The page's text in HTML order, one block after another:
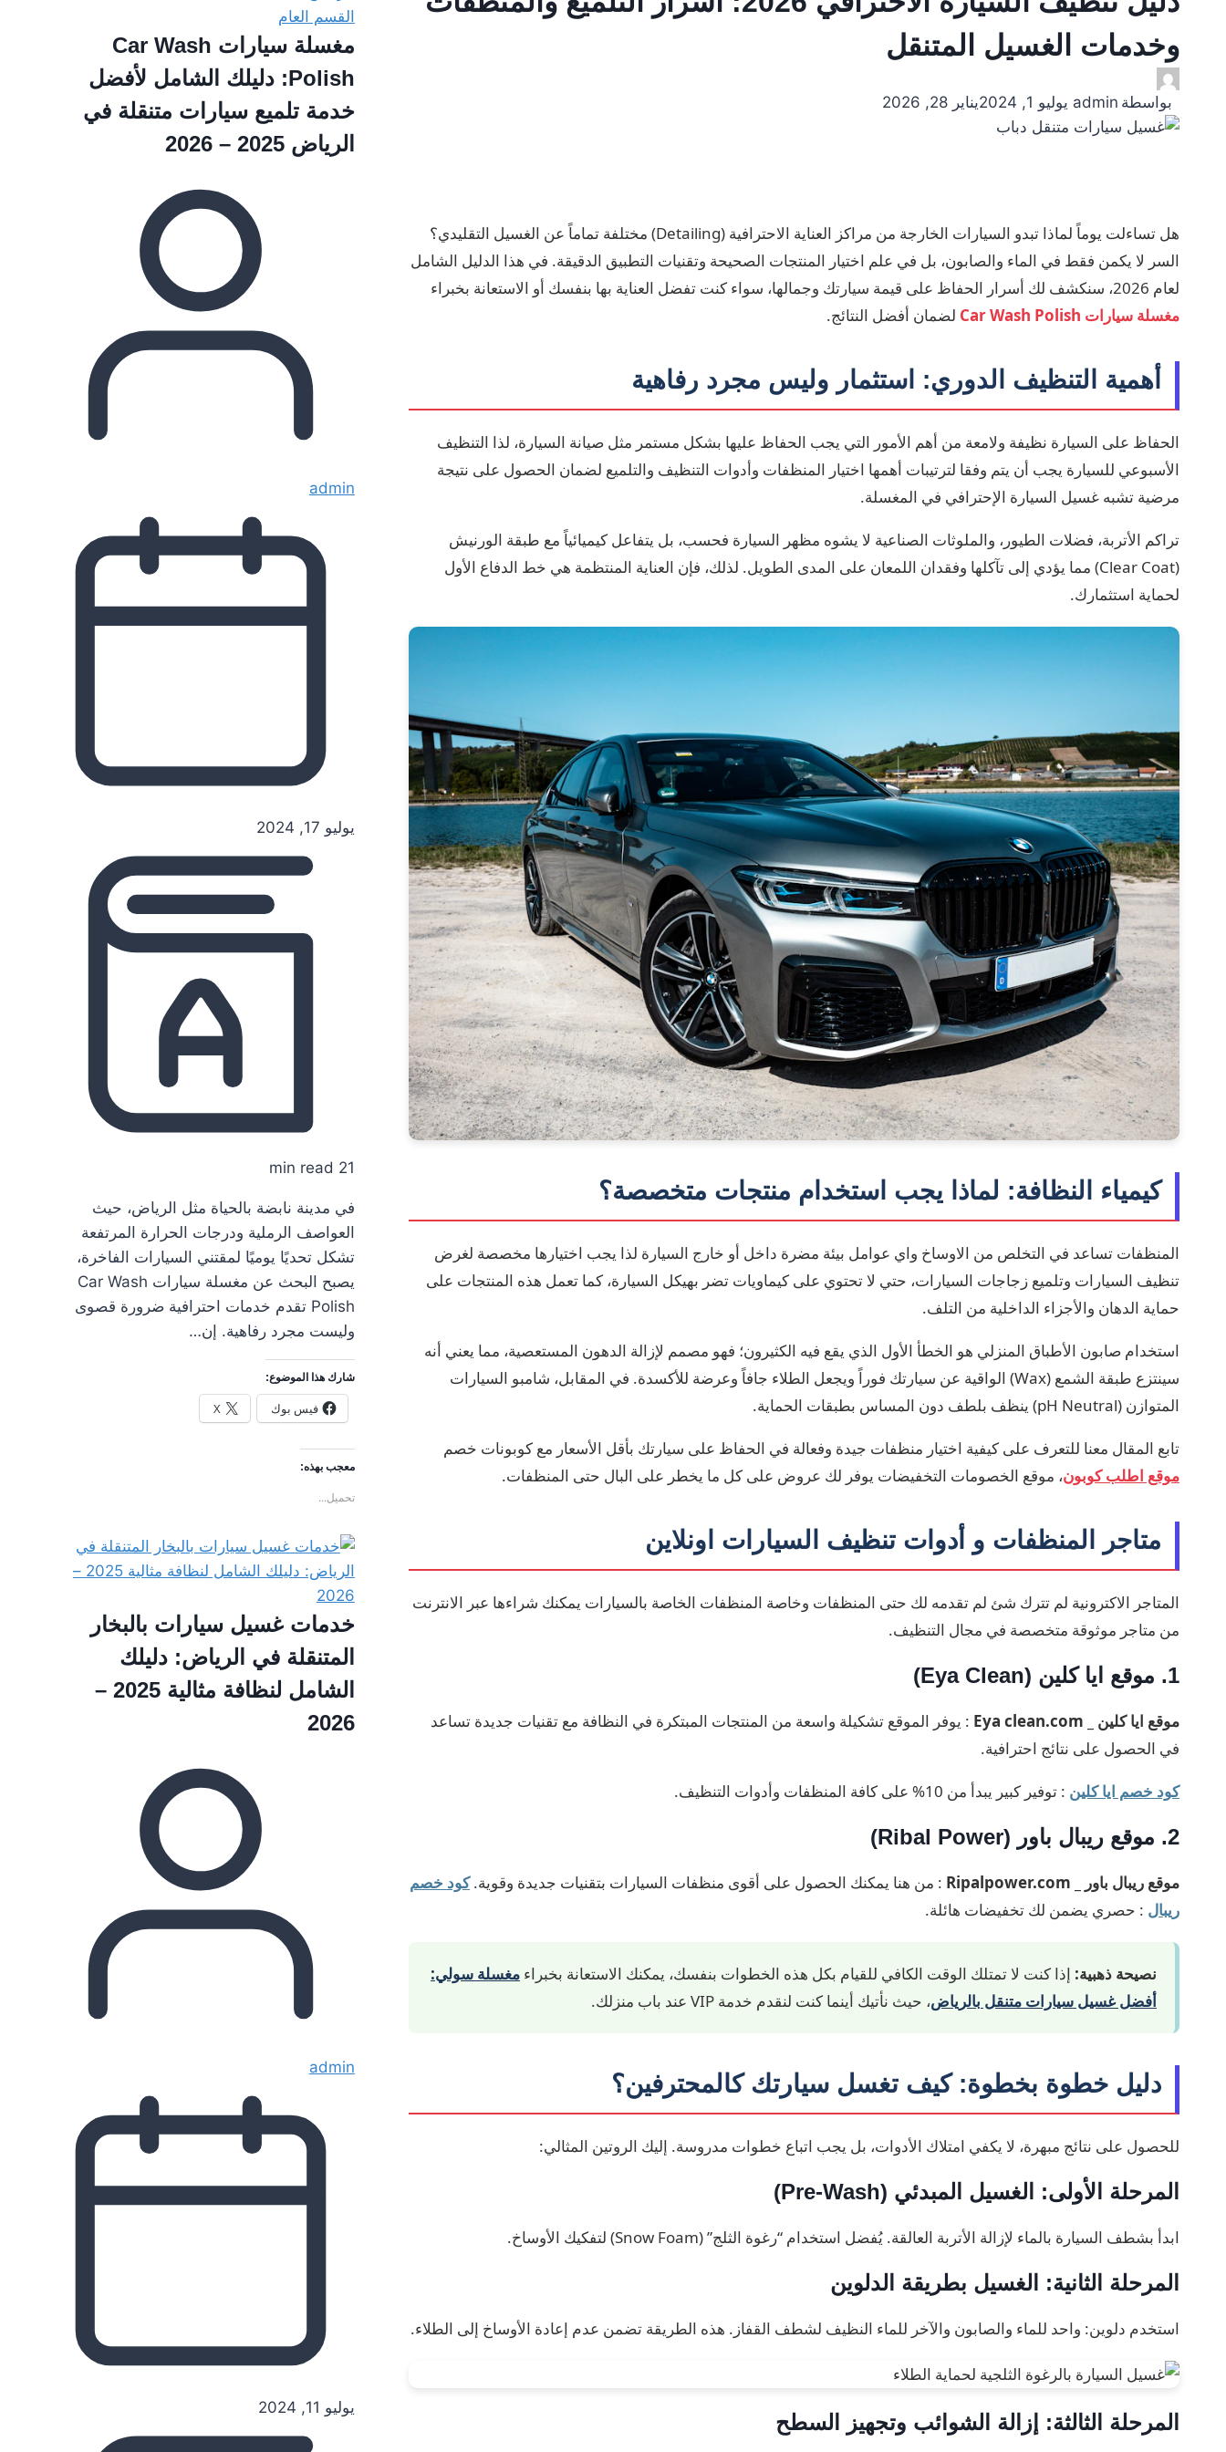
وخدمات الغسيل المتنقل
بواسطة admin يوليو 1, 2024 يناير 28, 2026
هل تساءلت يوماً لماذا تبدو السيارات الخارجة من مراكز العناية الاحترافية (Detailing) مختلفة تماماً عن الغسيل التقليدي؟
السر لا يكمن فقط في الماء والصابون، بل في علم اختيار المنتجات الصحيحة وتقنيات التطبيق الدقيقة. في هذا الدليل الشامل
لعام 2026، سنكشف لك أسرار الحفاظ على قيمة سيارتك وجمالها، سواء كنت تفضل العناية بها بنفسك أو الاستعانة بخبراء
مغسلة سيارات Car Wash Polish
لضمان أفضل النتائج.
أهمية التنظيف الدوري: استثمار وليس مجرد رفاهية
الحفاظ على السيارة نظيفة ولامعة من أهم الأمور التي يجب الحفاظ عليها بشكل مستمر مثل صيانة السيارة، لذا التنظيف
الأسبوعي للسيارة يجب أن يتم وفقا لترتيبات أهمها اختيار المنظفات وأدوات التنظيف والتلميع لضمان الحصول على نتيجة
مرضية تشبه غسيل السيارة الإحترافي في المغسلة.
تراكم الأتربة، فضلات الطيور، والملوثات الصناعية لا يشوه مظهر السيارة فحسب، بل يتفاعل كيميائياً مع طبقة الورنيش
(Clear Coat) مما يؤدي إلى تآكلها وفقدان اللمعان على المدى الطويل. لذلك، فإن العناية المنتظمة هي خط الدفاع الأول
لحماية استثمارك.
كيمياء النظافة: لماذا يجب استخدام منتجات متخصصة؟
المنظفات تساعد في التخلص من الاوساخ واي عوامل بيئة مضرة داخل أو خارج السيارة لذا يجب اختيارها مخصصة لغرض
تنظيف السيارات وتلميع زجاجات السيارات، حتي لا تحتوي على كيماويات تضر بهيكل السيارة، كما تعمل هذه المنتجات على
حماية الدهان والأجزاء الداخلية من التلف.
استخدام صابون الأطباق المنزلي هو الخطأ الأول الذي يقع فيه الكثيرون؛ فهو مصمم لإزالة الدهون المستعصية، مما يعني أنه
سينتزع طبقة الشمع (Wax) الواقية عن سيارتك فوراً ويجعل الطلاء جافاً وعرضة للأكسدة. في المقابل، شامبو السيارات
المتوازن (pH Neutral) ينظف بلطف دون المساس بطبقات الحماية.
تابع المقال معنا للتعرف على كيفية اختيار منظفات جيدة وفعالة في الحفاظ على سيارتك بأقل الأسعار مع كوبونات خصم
موقع اطلب كوبون، موقع الخصومات التخفيضات يوفر لك عروض على كل ما يخطر على البال حتى المنظفات.
متاجر المنظفات و أدوات تنظيف السيارات اونلاين
المتاجر الاكترونية لم تترك شئ لم تقدمه لك حتى المنظفات وخاصة المنظفات الخاصة بالسيارات يمكنك شراءها عبر الانترنت
من متاجر موثوقة متخصصة في مجال التنظيف.
1. موقع ايا كلين (Eya Clean)
موقع ايا كلين _ Eya clean.com
: يوفر الموقع تشكيلة واسعة من المنتجات المبتكرة في النظافة مع تقنيات جديدة تساعد
في الحصول على نتائج احترافية.
كود خصم ايا كلين : توفير كبير يبدأ من 10% على كافة المنظفات وأدوات التنظيف.
2. موقع ريبال باور (Ribal Power)
موقع ريبال باور _ Ripalpower.com : من هنا يمكنك الحصول على أقوى منظفات السيارات بتقنيات جديدة وقوية. كود خصم
ريبال : حصري يضمن لك تخفيضات هائلة.
نصيحة ذهبية: إذا كنت لا تمتلك الوقت الكافي للقيام بكل هذه الخطوات بنفسك، يمكنك الاستعانة بخبراءمغسلة سولي:
أفضل غسيل سيارات متنقل بالرياض، حيث نأتيك أينما كنت لنقدم خدمة VIP عند باب منزلك.
دليل خطوة بخطوة: كيف تغسل سيارتك كالمحترفين؟
للحصول على نتائج مبهرة، لا يكفي امتلاك الأدوات، بل يجب اتباع خطوات مدروسة. إليك الروتين المثالي:
المرحلة الأولى: الغسيل المبدئي (Pre-Wash)
ابدأ بشطف السيارة بالماء لإزالة الأتربة العالقة. يُفضل استخدام “رغوة الثلج” (Snow Foam) لتفكيك الأوساخ.
المرحلة الثانية: الغسيل بطريقة الدلوين
استخدم دلوين: واحد للماء والصابون والآخر للماء النظيف لشطف القفاز. هذه الطريقة تضمن عدم إعادة الأوساخ إلى الطلاء.
المرحلة الثالثة: إزالة الشوائب وتجهيز السطح
القسم العام
مغسلة سيارات Car Wash
Polish: دليلك الشامل لأفضل
خدمة تلميع سيارات متنقلة في
الرياض 2025 – 2026
admin
يوليو 17, 2024
21 min read
في مدينة نابضة بالحياة مثل الرياض، حيث
العواصف الرملية ودرجات الحرارة المرتفعة
تشكل تحديًا يوميًا لمقتني السيارات الفاخرة،
يصبح البحث عن مغسلة سيارات Car Wash
Polish تقدم خدمات احترافية ضرورة قصوى
وليست مجرد رفاهية. إن…
شارك هذا الموضوع:
فيس بوك X
معجب بهذه:
تحميل...
خدمات غسيل سيارات بالبخار
المتنقلة في الرياض: دليلك
الشامل لنظافة مثالية 2025 –
2026
admin
يوليو 11, 2024